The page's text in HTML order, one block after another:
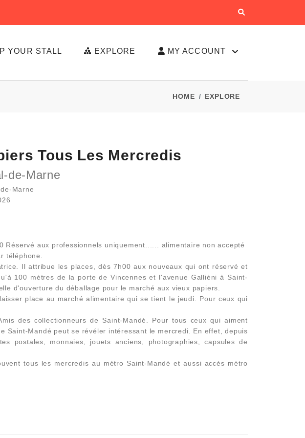
YOUR STALL EXPLORE MY ACCOUNT
HOME EXPLORE
Tous Les Mercredis
de-Marne
Marne
aux professionnels uniquement...... alimentaire non accepté
téléphone.
Il attribue les places, dès 7h00 aux nouveaux qui ont réservé et
100 mètres de la porte de Vincennes et l'avenue Gallièni à Saint-
d'ouverture du déballage pour le marché aux vieux papiers.
place au marché alimentaire qui se tient le jeudi. Pour ceux qui
des collectionneurs de Saint-Mandé. Pour tous ceux qui aiment
Saint-Mandé peut se révéler intéressant le mercredi. En effet, depuis
postales, monnaies, jouets anciens, photographies, capsules de
tous les mercredis au métro Saint-Mandé et aussi accès métro